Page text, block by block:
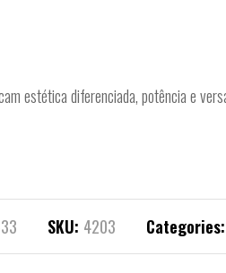
estética diferenciada, potência e
SKU: 4203 Categories: